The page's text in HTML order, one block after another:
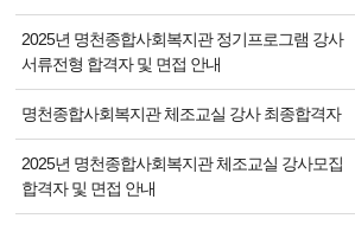
2025년 명천종합사회복지관 정기프로그램 강사
서류전형 합격자 및 면접 안내
명천종합사회복지관 체조교실 강사 최종합격자
2025년 명천종합사회복지관 체조교실 강사모집
합격자 및 면접 안내